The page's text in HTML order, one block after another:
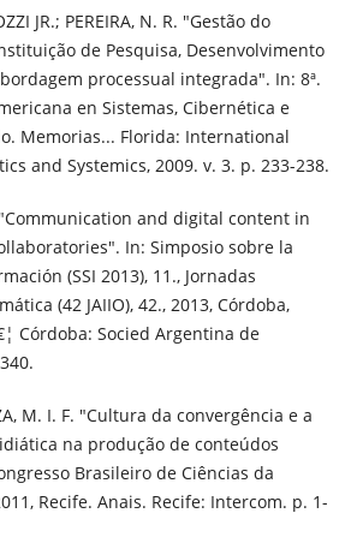
JR.; PEREIRA, N. R. "Gestão do
de Pesquisa, Desenvolvimento
processual integrada". In: 8ª.
en Sistemas, Cibernética e
Memorias... Florida: International
and Systemics, 2009. v. 3. p. 233-238.
"Communication and digital content in
In: Simposio sobre la
(SSI 2013), 11., Jornadas
(42 JAIIO), 42., 2013, Córdoba,
Córdoba: Socied Argentina de
M. I. F. "Cultura da convergência e a
na produção de conteúdos
Brasileiro de Ciências da
Recife. Anais. Recife: Intercom. p. 1-